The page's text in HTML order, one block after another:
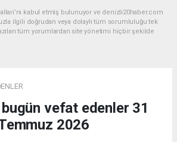
kabul etmiş bulunuyor ve denizli20haber.com
ilgili doğrudan veya dolaylı tüm sorumluluğu tek
tüm yorumlardan site yönetimi hiçbir şekilde
vefat edenler 31
2026